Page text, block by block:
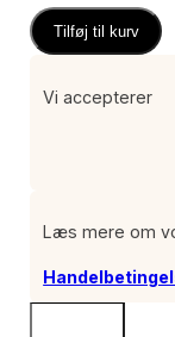
Tilføj til kurv
Vi accepterer
Læs mere om